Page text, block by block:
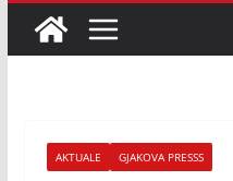
AKTUALE GJAKOVA PRESSS